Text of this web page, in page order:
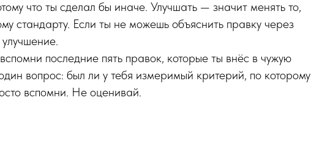
что ты сделал бы иначе. Улучшать — значит менять то,
стандарту. Если ты не можешь объяснить правку через
последние пять правок, которые ты внёс в чужую
вопрос: был ли у тебя измеримый критерий, по которому
вспомни. Не оценивай.